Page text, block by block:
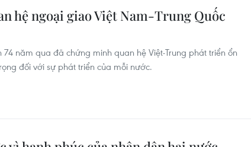
hệ ngoại giao Việt Nam-Trung Quốc
năm qua đã chứng minh quan hệ Việt-Trung phát triển ổn
đối với sự phát triển của mỗi nước.